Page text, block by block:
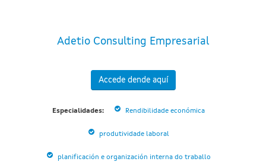
Adetio Consulting Empresarial
Accede dende aquí
Especialidades: Rendibilidade económica
produtividade laboral
planificación e organización interna do traballo